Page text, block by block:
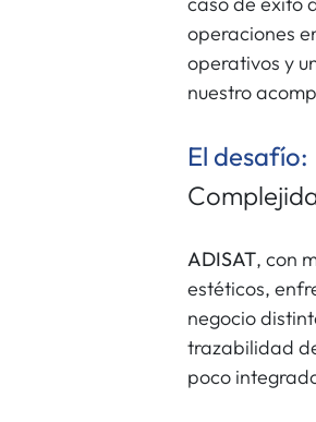
operaciones
operativos y
nuestro
El desafío:
ADISAT, con
estéticos,
negocio
trazabilidad
poco